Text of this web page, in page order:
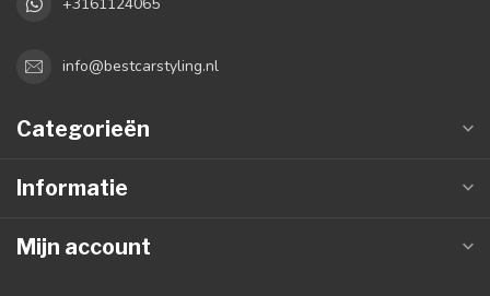
info@bestcarstyling.nl
Categorieën
Informatie
Mijn account